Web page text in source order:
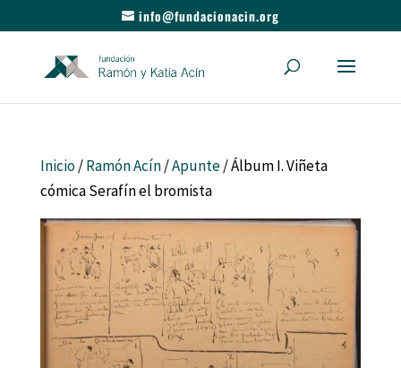
info@fundacionacin.org
Inicio/Ramón Acín/Apunte/ Álbum I. Viñeta
cómica Serafín el bromista